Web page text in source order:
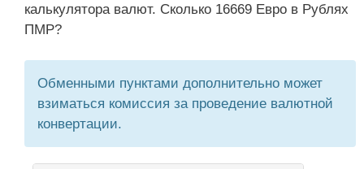
калькулятора валют. Сколько 16669 Евро в Рублях
ПМР?
Обменными пунктами дополнительно может
взиматься комиссия за проведение валютной
конвертации.